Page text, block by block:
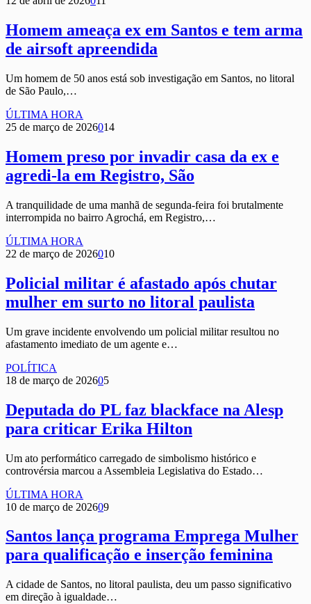
Homem ameaça ex em Santos e tem arma
de airsoft apreendida
Um homem de 50 anos está sob investigação em Santos, no litoral
de São Paulo,…
ÚLTIMA HORA
25 de março de 2026014
Homem preso por invadir casa da ex e
agredi-la em Registro, São
A tranquilidade de uma manhã de segunda-feira foi brutalmente
interrompida no bairro Agrochá, em Registro,…
ÚLTIMA HORA
22 de março de 2026010
Policial militar é afastado após chutar
mulher em surto no litoral paulista
Um grave incidente envolvendo um policial militar resultou no
afastamento imediato de um agente e…
POLÍTICA
18 de março de 202605
Deputada do PL faz blackface na Alesp
para criticar Erika Hilton
Um ato performático carregado de simbolismo histórico e
controvérsia marcou a Assembleia Legislativa do Estado…
ÚLTIMA HORA
10 de março de 202609
Santos lança programa Emprega Mulher
para qualificação e inserção feminina
A cidade de Santos, no litoral paulista, deu um passo significativo
em direção à igualdade…